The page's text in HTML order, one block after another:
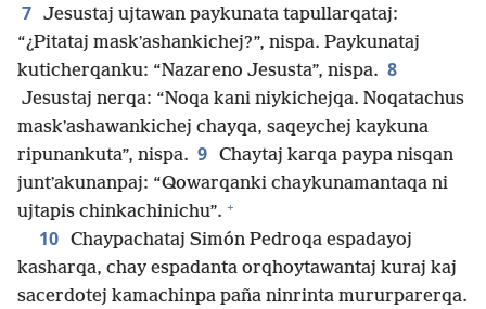
7 Jesustaj ujtawan paykunata tapullarqataj:
“¿Pitataj maskʼashankichej?”, nispa. Paykunataj
kuticherqanku: “Nazareno Jesusta”, nispa. 8
Jesustaj nerqa: “Noqa kani niykichejqa. Noqatachus
maskʼashawankichej chayqa, saqeychej kaykuna
ripunankuta”, nispa. 9 Chaytaj karqa paypa nisqan
juntʼakunanpaj: “Qowarqanki chaykunamantaqa ni
ujtapis chinkachinichu”. +
10 Chaypachataj Simón Pedroqa espadayoj
kasharqa, chay espadanta orqhoytawantaj kuraj kaj
sacerdotej kamachinpa paña ninrinta mururparerqa.